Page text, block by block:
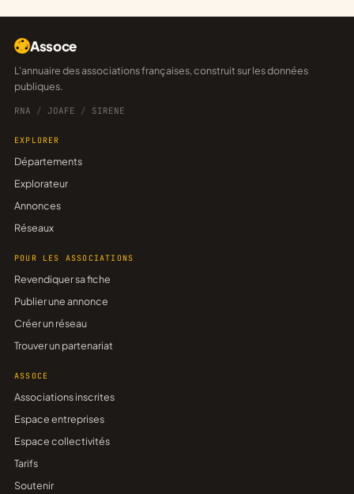
Assoce
L'annuaire des associations françaises, construit sur les données
publiques.
RNA / JOAFE / SIRENE
EXPLORER
Départements
Explorateur
Annonces
Réseaux
POUR LES ASSOCIATIONS
Revendiquer sa fiche
Publier une annonce
Créer un réseau
Trouver un partenariat
ASSOCE
Associations inscrites
Espace entreprises
Espace collectivités
Tarifs
Soutenir